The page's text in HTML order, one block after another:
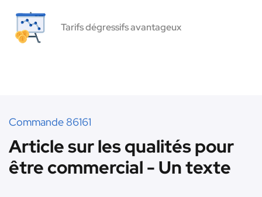
Tarifs dégressifs avantageux
Commande 86161
Article sur les qualités pour
être commercial - Un texte